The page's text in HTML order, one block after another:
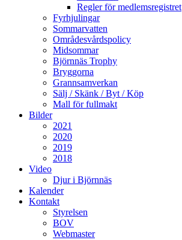
Regler för medlemsregistret
Fyrhjulingar
Sommarvatten
Områdesvårdspolicy
Midsommar
Björnnäs Trophy
Bryggorna
Grannsamverkan
Sälj / Skänk / Byt / Köp
Mall för fullmakt
Bilder
2021
2020
2019
2018
Video
Djur i Björnnäs
Kalender
Kontakt
Styrelsen
BOV
Webmaster